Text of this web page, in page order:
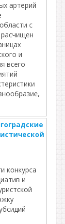
артерий
с
и
всего
конкурса
и